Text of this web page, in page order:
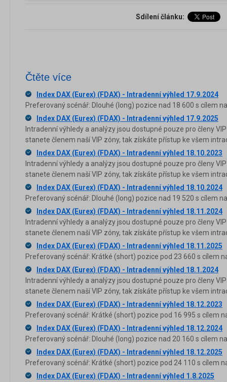
Sdílení článku:
Čtěte více
Index DAX (Eurex) (FDAX) - Intradenní výhled 17.9.2024
Preferovaný scénář: Dlouhé (long) pozice nad 18 600 s cílem
Index DAX (Eurex) (FDAX) - Intradenní výhled 17.9.2025
Intradenní výhledy a analýzy jsou dostupné pouze pro členy
stanete členem naší VIP zóny, tak získáte přístup ke všem
Index DAX (Eurex) (FDAX) - Intradenní výhled 18.10.2023
Intradenní výhledy a analýzy jsou dostupné pouze pro členy
stanete členem naší VIP zóny, tak získáte přístup ke všem
Index DAX (Eurex) (FDAX) - Intradenní výhled 18.10.2024
Preferovaný scénář: Dlouhé (long) pozice nad 19 520 s cílem
Index DAX (Eurex) (FDAX) - Intradenní výhled 18.11.2024
Intradenní výhledy a analýzy jsou dostupné pouze pro členy
stanete členem naší VIP zóny, tak získáte přístup ke všem
Index DAX (Eurex) (FDAX) - Intradenní výhled 18.11.2025
Preferovaný scénář: Krátké (short) pozice pod 23 660 s cílem
Index DAX (Eurex) (FDAX) - Intradenní výhled 18.1.2024
Intradenní výhledy a analýzy jsou dostupné pouze pro členy
stanete členem naší VIP zóny, tak získáte přístup ke všem
Index DAX (Eurex) (FDAX) - Intradenní výhled 18.12.2023
Preferovaný scénář: Krátké (short) pozice pod 16 995 s cílem
Index DAX (Eurex) (FDAX) - Intradenní výhled 18.12.2024
Preferovaný scénář: Dlouhé (long) pozice nad 20 160 s cílem
Index DAX (Eurex) (FDAX) - Intradenní výhled 18.12.2025
Preferovaný scénář: Krátké (short) pozice pod 24 110 s cílem
Index DAX (Eurex) (FDAX) - Intradenní výhled 1.8.2025